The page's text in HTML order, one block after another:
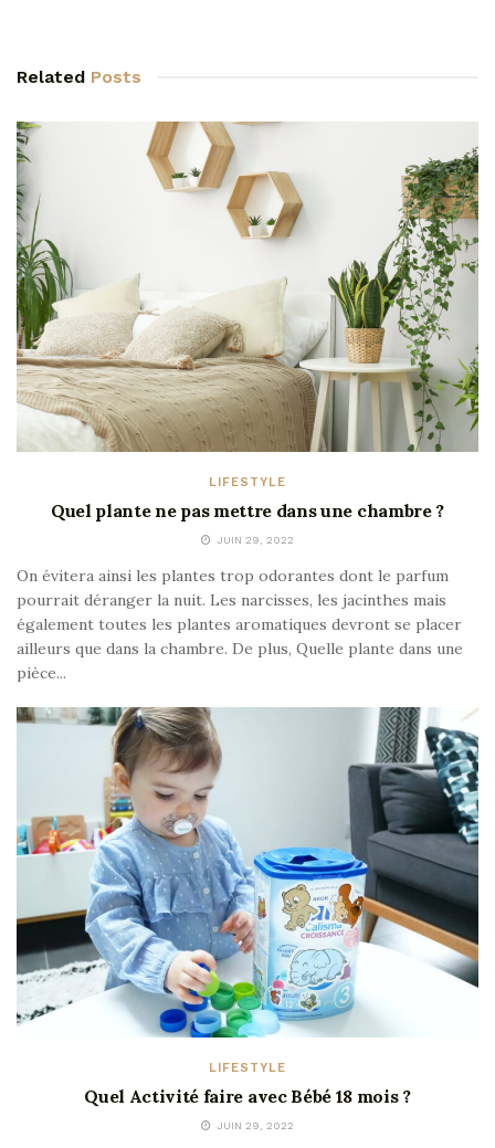
Related Posts
LIFESTYLE
Quel plante ne pas mettre dans une chambre ?
JUIN 29, 2022
On évitera ainsi les plantes trop odorantes dont le parfum
pourrait déranger la nuit. Les narcisses, les jacinthes mais
également toutes les plantes aromatiques devront se placer
ailleurs que dans la chambre. De plus, Quelle plante dans une
pièce...
LIFESTYLE
Quel Activité faire avec Bébé 18 mois ?
JUIN 29, 2022